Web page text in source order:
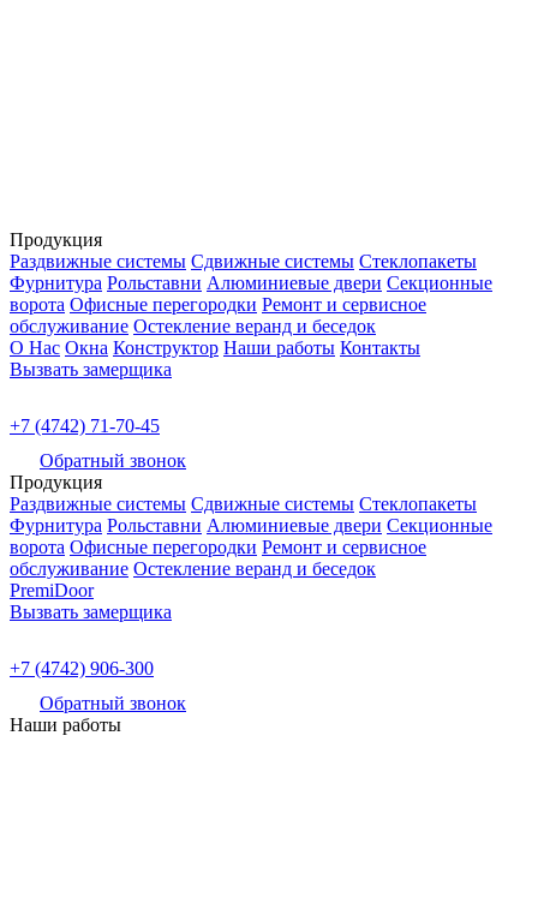
Продукция
Раздвижные системы Сдвижные системы Стеклопакеты
Фурнитура Рольставни Алюминиевые двери Секционные
ворота Офисные перегородки Ремонт и сервисное
обслуживание Остекление веранд и беседок
О Нас Окна Конструктор Наши работы Контакты
Вызвать замерщика
+7 (4742) 71-70-45
Обратный звонок
Продукция
Раздвижные системы Сдвижные системы Стеклопакеты
Фурнитура Рольставни Алюминиевые двери Секционные
ворота Офисные перегородки Ремонт и сервисное
обслуживание Остекление веранд и беседок
PremiDoor
Вызвать замерщика
+7 (4742) 906-300
Обратный звонок
Наши работы